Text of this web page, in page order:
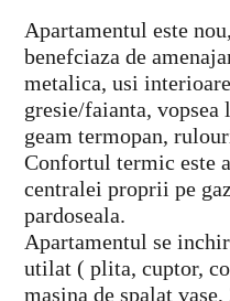
Apartamentul este
benefciaza de
metalica, usi
gresie/faianta,
geam termopan,
Confortul termic este
centralei proprii pe
pardoseala.
Apartamentul se
utilat ( plita, cuptor,
masina de spalat